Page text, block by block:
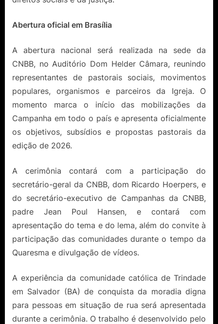
Abertura oficial em Brasília
A abertura nacional será realizada na sede da
CNBB, no Auditório Dom Helder Câmara, reunindo
representantes de pastorais sociais, movimentos
populares, organismos e parceiros da Igreja. O
momento marca o início das mobilizações da
Campanha em todo o país e apresenta oficialmente
os objetivos, subsídios e propostas pastorais da
edição de 2026.
A cerimônia contará com a participação do
secretário-geral da CNBB, dom Ricardo Hoerpers, e
do secretário-executivo de Campanhas da CNBB,
padre Jean Poul Hansen, e contará com
apresentação do tema e do lema, além do convite à
participação das comunidades durante o tempo da
Quaresma e divulgação de vídeos.
A experiência da comunidade católica de Trindade
em Salvador (BA) de conquista da moradia digna
para pessoas em situação de rua será apresentada
durante a cerimônia. O trabalho é desenvolvido pelo